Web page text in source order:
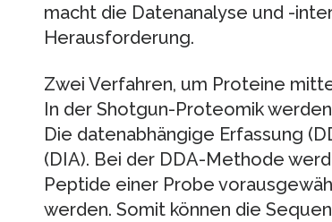
macht die Datenanalyse und -
Herausforderung.
Zwei Verfahren, um Proteine
In der Shotgun-Proteomik
Die datenabhängige Erfassung
(DIA). Bei der DDA-Methode
Peptide einer Probe
werden. Somit können die